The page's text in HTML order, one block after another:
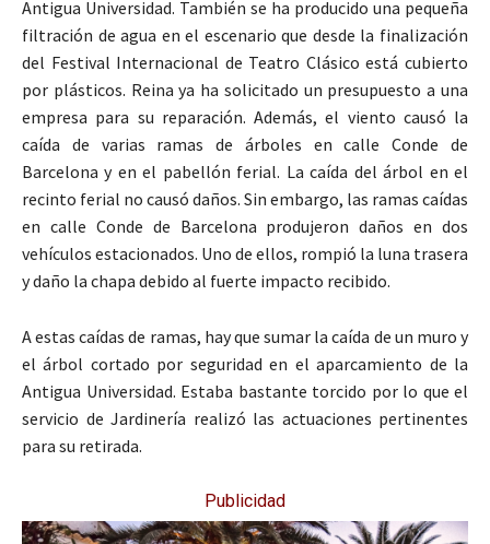
Antigua Universidad. También se ha producido una pequeña
filtración de agua en el escenario que desde la finalización
del Festival Internacional de Teatro Clásico está cubierto
por plásticos. Reina ya ha solicitado un presupuesto a una
empresa para su reparación. Además, el viento causó la
caída de varias ramas de árboles en calle Conde de
Barcelona y en el pabellón ferial. La caída del árbol en el
recinto ferial no causó daños. Sin embargo, las ramas caídas
en calle Conde de Barcelona produjeron daños en dos
vehículos estacionados. Uno de ellos, rompió la luna trasera
y daño la chapa debido al fuerte impacto recibido.
A estas caídas de ramas, hay que sumar la caída de un muro y
el árbol cortado por seguridad en el aparcamiento de la
Antigua Universidad. Estaba bastante torcido por lo que el
servicio de Jardinería realizó las actuaciones pertinentes
para su retirada.
Publicidad